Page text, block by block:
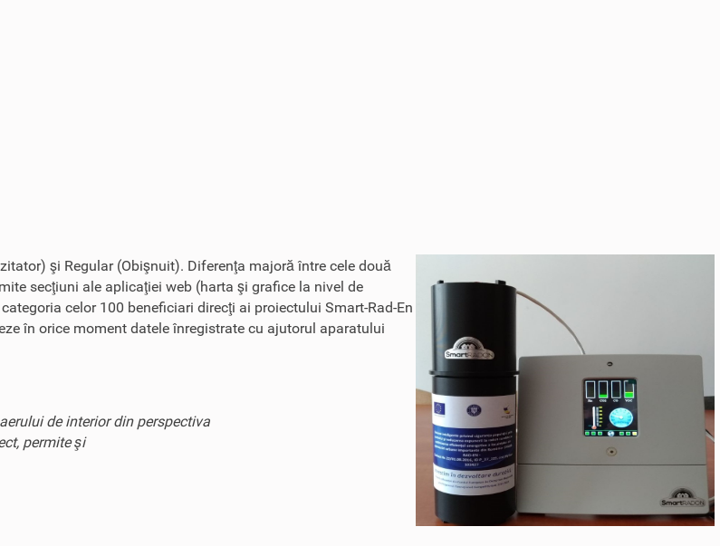
şi Regular (Obişnuit). Diferenţa majoră între cele două
secţiuni ale aplicaţiei web (harta şi grafice la nivel de
celor 100 beneficiari direcţi ai proiectului Smart-Rad-En
în orice moment datele înregistrate cu ajutorul aparatului
de interior din perspectiva
permite şi